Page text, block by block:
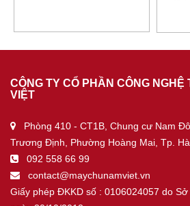
CÔNG TY CỔ PHẦN CÔNG NGHỆ
VIỆT
Phòng 410 - CT1B, Chung cư Nam
Trương Định, Phường Hoàng Mai, Tp.
092 558 66 99
contact@maychunamviet.vn
Giấy phép ĐKKD số : 0106024057 do